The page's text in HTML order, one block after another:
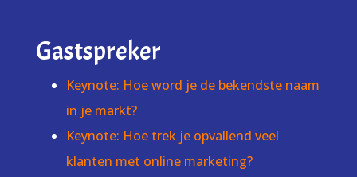
Gastspreker
Keynote: Hoe word je de bekendste naam
in je markt?
Keynote: Hoe trek je opvallend veel
klanten met online marketing?